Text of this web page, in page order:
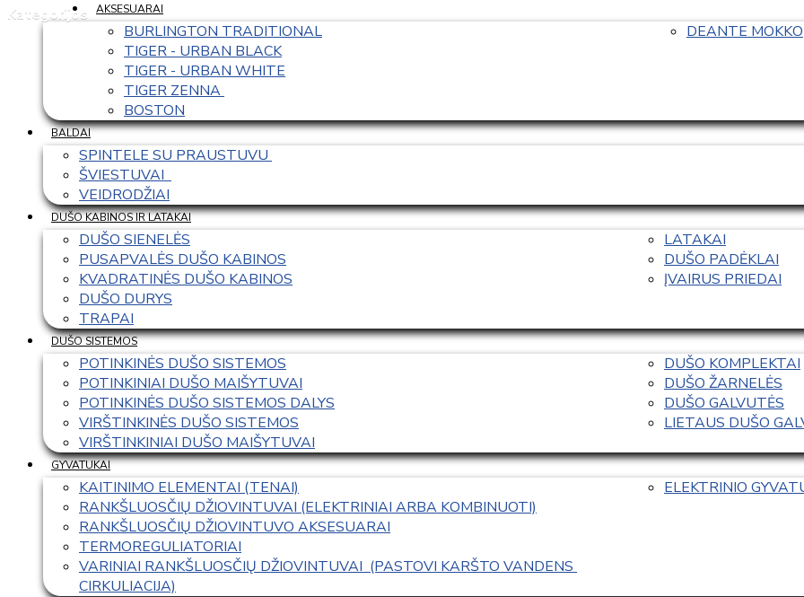
Kategorijos
AKSESUARAI
BURLINGTON TRADITIONAL
TIGER - URBAN BLACK
TIGER - URBAN WHITE
TIGER ZENNA
BOSTON
DEANTE MOKKO
BALDAI
SPINTELE SU PRAUSTUVU
ŠVIESTUVAI
VEIDRODŽIAI
DUŠO KABINOS IR LATAKAI
DUŠO SIENELĖS
PUSAPVALĖS DUŠO KABINOS
KVADRATINĖS DUŠO KABINOS
DUŠO DURYS
TRAPAI
LATAKAI
DUŠO PADĖKLAI
ĮVAIRUS PRIEDAI
DUŠO SISTEMOS
POTINKINĖS DUŠO SISTEMOS
POTINKINIAI DUŠO MAIŠYTUVAI
POTINKINĖS DUŠO SISTEMOS DALYS
VIRŠTINKINĖS DUŠO SISTEMOS
VIRŠTINKINIAI DUŠO MAIŠYTUVAI
DUŠO KOMPLEKTAI
DUŠO ŽARNELĖS
DUŠO GALVUTĖS
LIETAUS DUŠO
GYVATUKAI
KAITINIMO ELEMENTAI (TENAI)
RANKŠLUOSČIŲ DŽIOVINTUVAI (ELEKTRINIAI ARBA KOMBINUOTI)
RANKŠLUOSČIŲ DŽIOVINTUVO AKSESUARAI
TERMOREGULIATORIAI
VARINIAI RANKŠLUOSČIŲ DŽIOVINTUVAI  (PASTOVI KARŠTO VANDENS
CIRKULIACIJA)
ELEKTRINIO